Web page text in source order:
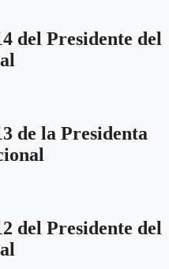
del Presidente del
de la Presidenta
del Presidente del